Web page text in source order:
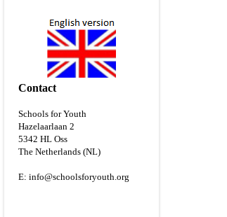
Contact
Schools for Youth
Hazelaarlaan 2
5342 HL Oss
The Netherlands (NL)
E: info@schoolsforyouth.org